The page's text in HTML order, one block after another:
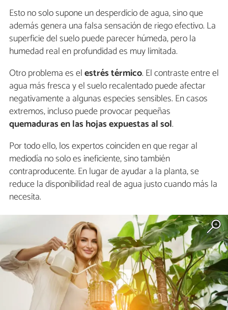
Esto no solo supone un desperdicio de agua, sino que
además genera una falsa sensación de riego efectivo. La
superficie del suelo puede parecer húmeda, pero la
humedad real en profundidad es muy limitada.
Otro problema es elestrés térmico. El contraste entre el
agua más fresca y el suelo recalentado puede afectar
negativamente a algunas especies sensibles. En casos
extremos, incluso puede provocar pequeñas
quemaduras en las hojas expuestas al sol.
Por todo ello, los expertos coinciden en que regar al
mediodía no solo es ineficiente, sino también
contraproducente. En lugar de ayudar a la planta, se
reduce la disponibilidad real de agua justo cuando más la
necesita.